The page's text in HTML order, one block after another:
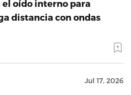
el oído interno para
distancia con ondas
Jul 17, 2026